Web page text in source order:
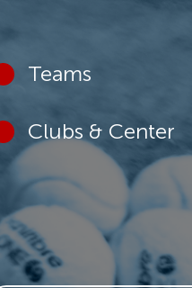
Teams
Clubs & Center